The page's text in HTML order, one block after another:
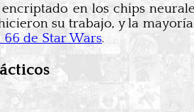
en los chips
su trabajo, y la
de Star Wars.